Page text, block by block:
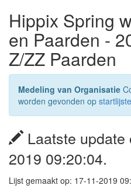
Hippix Spring
en Paarden -
Z/ZZ Paarden
Medeling van Organisatie
worden gevonden op
Laatste
2019 09:20:04.
Lijst gemaakt op: 17-11-2019